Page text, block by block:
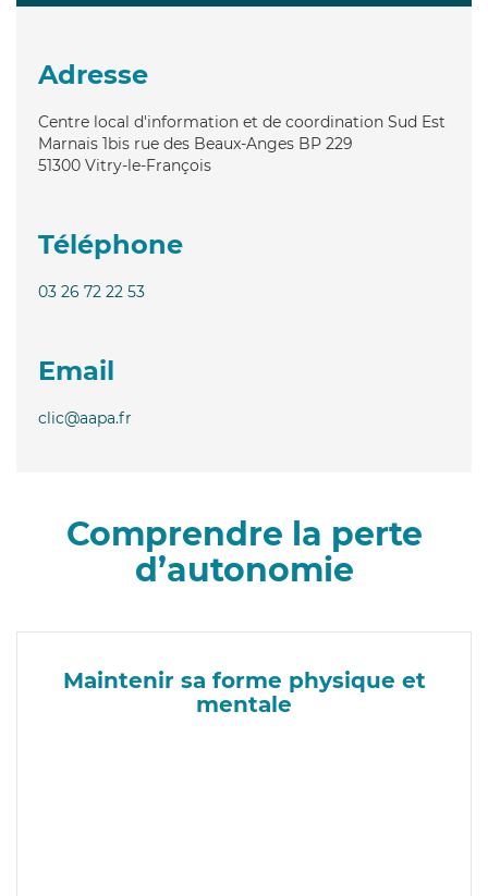
Adresse
Centre local d'information et de coordination Sud Est
Marnais 1bis rue des Beaux-Anges BP 229
51300 Vitry-le-François
Téléphone
03 26 72 22 53
Email
clic@aapa.fr
Comprendre la perte
d’autonomie
Maintenir sa forme physique et
mentale